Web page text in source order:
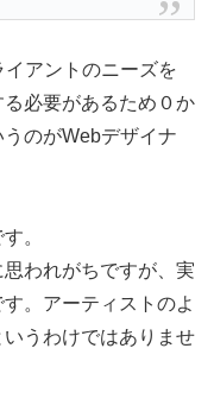
アントのニーズを
必要があるため０か
のがWebデザイナ
。
われがちですが、実
。アーティストのよ
うわけではありませ